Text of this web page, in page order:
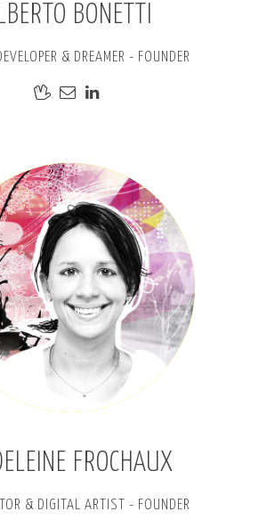
BONETTI
& DREAMER - FOUNDER
FROCHAUX
& DIGITAL ARTIST - FOUNDER